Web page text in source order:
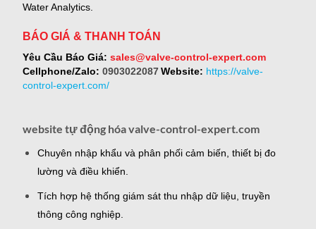
Water Analytics.
BÁO GIÁ & THANH TOÁN
Yêu Cầu Báo Giá: sales@valve-control-expert.com
Cellphone/Zalo: 0903022087 Website: https://valve-
control-expert.com/
website tự động hóa valve-control-expert.com
Chuyên nhập khẩu và phân phối cảm biến, thiết bị đo
lường và điều khiển.
Tích hợp hệ thống giám sát thu nhập dữ liệu, truyền
thông công nghiệp.